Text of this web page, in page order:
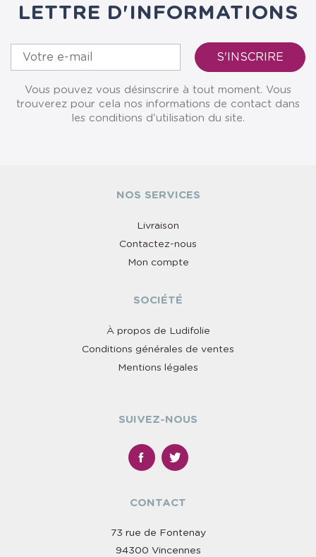
LETTRE D'INFORMATIONS
Vous pouvez vous désinscrire à tout moment. Vous
trouverez pour cela nos informations de contact dans
les conditions d'utilisation du site.
NOS SERVICES
Livraison
Contactez-nous
Mon compte
SOCIÉTÉ
À propos de Ludifolie
Conditions générales de ventes
Mentions légales
SUIVEZ-NOUS
CONTACT
73 rue de Fontenay
94300 Vincennes